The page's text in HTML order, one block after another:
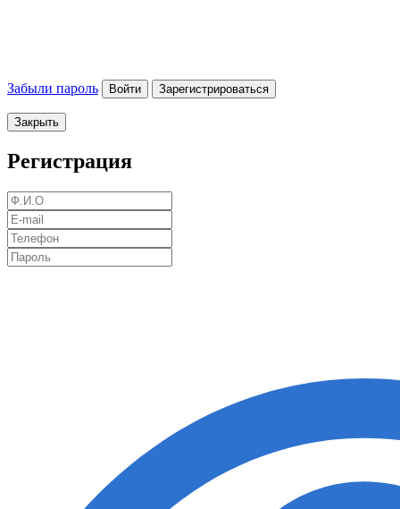
Забыли пароль Войти Зарегистрироваться
Закрыть
Регистрация